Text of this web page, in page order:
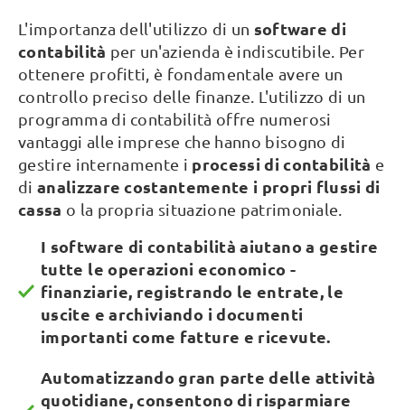
L'importanza dell'utilizzo di un software di
contabilità per un'azienda è indiscutibile. Per
ottenere profitti, è fondamentale avere un
controllo preciso delle finanze. L'utilizzo di un
programma di contabilità offre numerosi
vantaggi alle imprese che hanno bisogno di
gestire internamente i processi di contabilità e
di analizzare costantemente i propri flussi di
cassa o la propria situazione patrimoniale.
I software di contabilità aiutano a gestire
tutte le operazioni economico -
finanziarie, registrando le entrate, le
uscite e archiviando i documenti
importanti come fatture e ricevute.
Automatizzando gran parte delle attività
quotidiane, consentono di risparmiare